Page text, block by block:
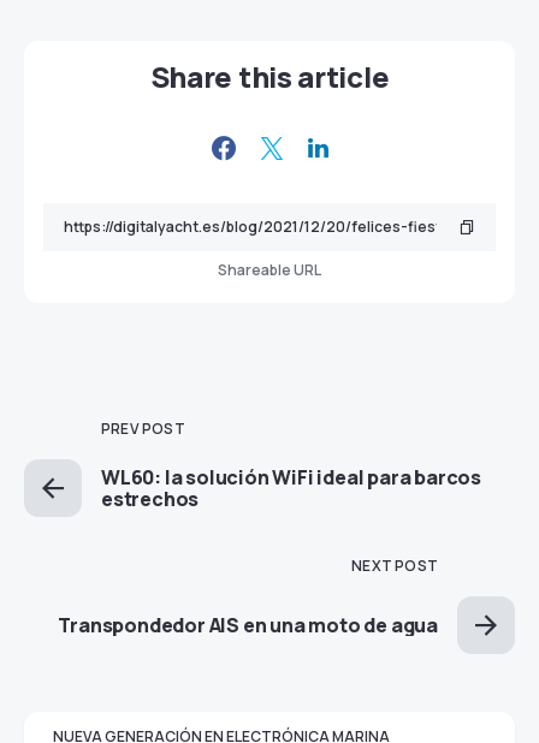
Share this article
Shareable URL
PREV POST
WL60: la solución WiFi ideal para barcos
estrechos
NEXT POST
Transpondedor AIS en una moto de agua
NUEVA GENERACIÓN EN ELECTRÓNICA MARINA